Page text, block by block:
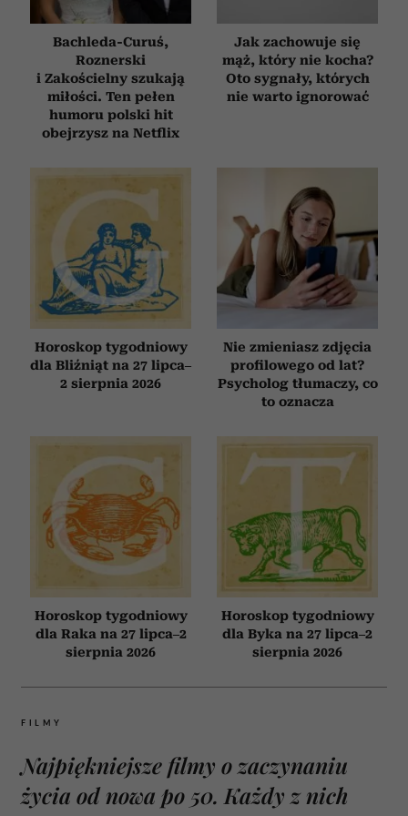
Bachleda-Curuś,
Roznerski
i Zakościelny szukają
miłości. Ten pełen
humoru polski hit
obejrzysz na Netflix
Jak zachowuje się
mąż, który nie kocha?
Oto sygnały, których
nie warto ignorować
Horoskop tygodniowy
dla Bliźniąt na 27 lipca–
2 sierpnia 2026
Nie zmieniasz zdjęcia
profilowego od lat?
Psycholog tłumaczy, co
to oznacza
Horoskop tygodniowy
dla Raka na 27 lipca–2
sierpnia 2026
Horoskop tygodniowy
dla Byka na 27 lipca–2
sierpnia 2026
FILMY
Najpiękniejsze filmy o zaczynaniu
życia od nowa po 50. Każdy z nich